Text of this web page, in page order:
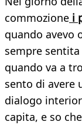
commozione i
quando avevo
sempre
quando va a
sento di avere
dialogo
capita, e so